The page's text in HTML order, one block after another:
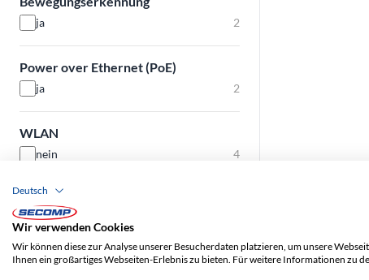
ja 2
Power over Ethernet (PoE)
ja 2
WLAN
nein 4
Für den Aussenbereich geeignet
nein
Deutsch
Wir verwenden Cookies
Wir können diese zur Analyse unserer Besucherdaten platzieren, um unsere
Ihnen ein großartiges Webseiten-Erlebnis zu bieten. Für weitere Informationen zu